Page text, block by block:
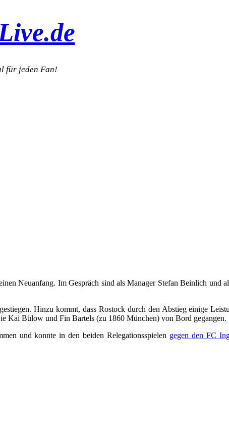
für jeden Fan!
Neuanfang. Im Gespräch sind als Manager Stefan Beinlich und
Hinzu kommt, dass Rostock durch den Abstieg einige
Kai Bülow und Fin Bartels (zu 1860 München) von Bord gegangen.
und konnte in den beiden Relegationsspielen gegen den FC